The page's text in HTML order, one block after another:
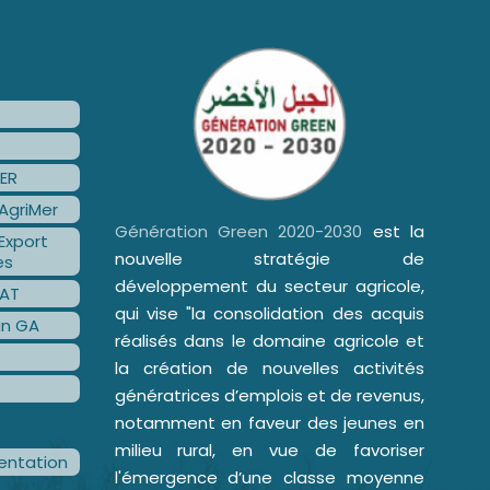
GA
Génération Green 2020-2030 est la
nouvelle stratégie de
développement du secteur agricole,
qui vise "la consolidation des acquis
réalisés dans le domaine agricole et
la création de nouvelles activités
génératrices d’emplois et de revenus,
notamment en faveur des jeunes en
milieu rural, en vue de favoriser
l'émergence d’une classe moyenne